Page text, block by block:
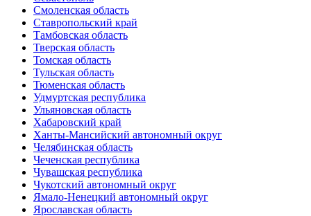
Смоленская область
Ставропольский край
Тамбовская область
Тверская область
Томская область
Тульская область
Тюменская область
Удмуртская республика
Ульяновская область
Хабаровский край
Ханты-Мансийский автономный округ
Челябинская область
Чеченская республика
Чувашская республика
Чукотский автономный округ
Ямало-Ненецкий автономный округ
Ярославская область